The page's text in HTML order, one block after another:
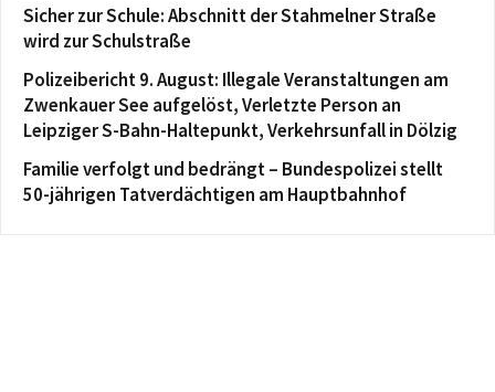
Sicher zur Schule: Abschnitt der Stahmelner Straße
wird zur Schulstraße
Polizeibericht 9. August: Illegale Veranstaltungen am
Zwenkauer See aufgelöst, Verletzte Person an
Leipziger S-Bahn-Haltepunkt, Verkehrsunfall in Dölzig
Familie verfolgt und bedrängt – Bundespolizei stellt
50-jährigen Tatverdächtigen am Hauptbahnhof